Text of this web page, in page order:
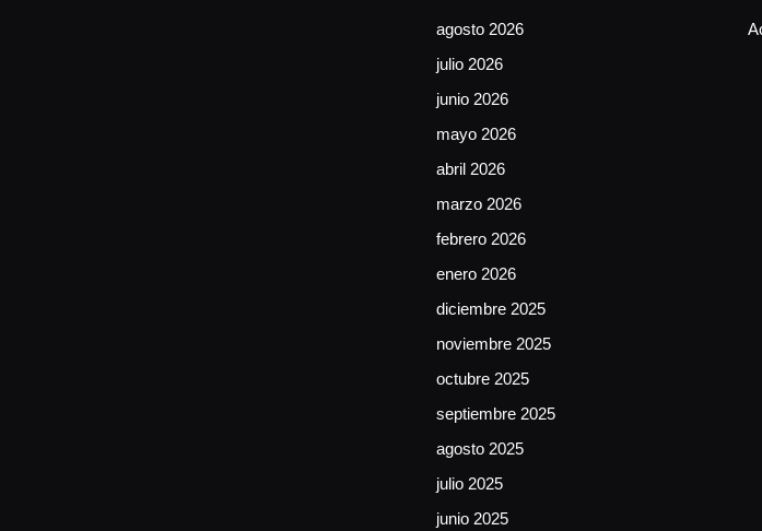
agosto 2026
julio 2026
junio 2026
mayo 2026
abril 2026
marzo 2026
febrero 2026
enero 2026
diciembre 2025
noviembre 2025
octubre 2025
septiembre 2025
agosto 2025
julio 2025
junio 2025